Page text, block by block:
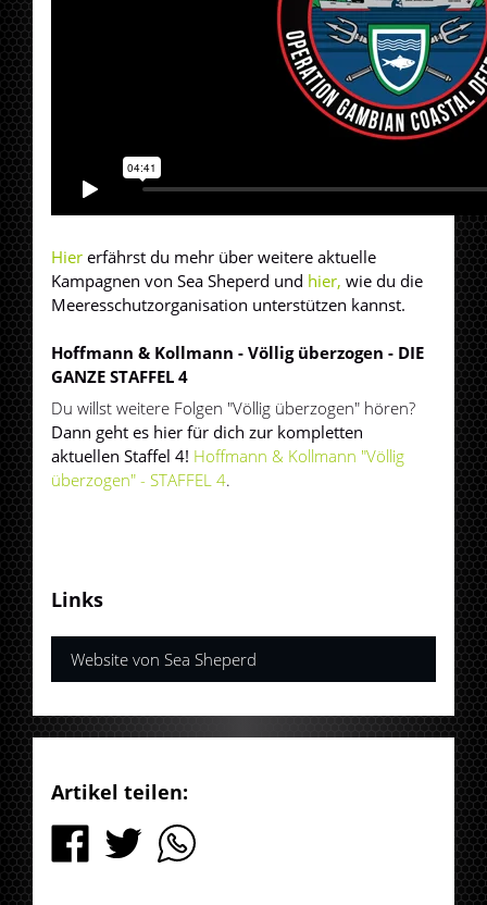
Hiererfährst du mehr über weitere aktuelle
Kampagnen von Sea Sheperd und hier, wie du die
Meeresschutzorganisation unterstützen kannst.
Hoffmann & Kollmann - Völlig überzogen - DIE
GANZE STAFFEL 4
Du willst weitere Folgen "Völlig überzogen" hören?
Dann geht es hier für dich zur kompletten
aktuellen Staffel 4! Hoffmann & Kollmann "Völlig
überzogen" - STAFFEL 4.
Links
Website von Sea Sheperd
Artikel teilen: